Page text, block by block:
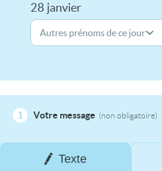
28 janvier
1 Votre message (non obligatoire)
Texte